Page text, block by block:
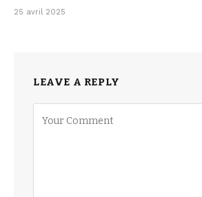
25 avril 2025
LEAVE A REPLY